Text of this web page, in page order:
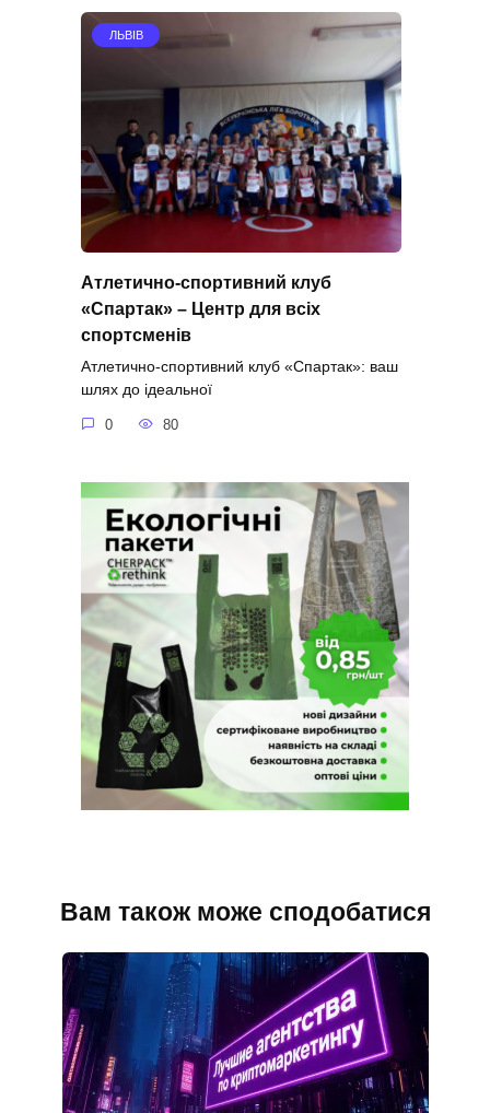
ЛЬВІВ
Атлетично-спортивний клуб
«Спартак» – Центр для всіх
спортсменів
Атлетично-спортивний клуб «Спартак»: ваш
шлях до ідеальної
0 80
Вам також може сподобатися